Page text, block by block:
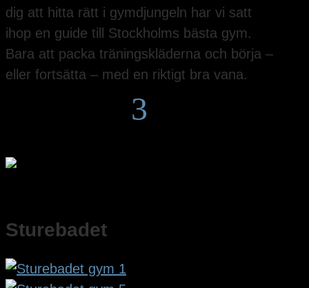
dig att hitta rätt i gymdjungeln har vi satt
ihop en guide till Stockholms bästa gym.
Bara att packa träningskläderna och börja –
eller fortsätta – med en riktigt bra vana.
3
Sturebadet